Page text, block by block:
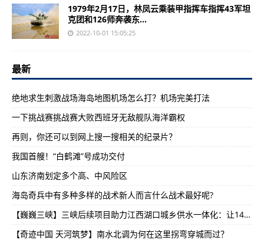
1979年2月17日，林凤云乘装甲指挥车指挥43军坦
克团和126师奔袭东...
2022-10-01 15:05:25
最新
绝地求生刺激战场海岛地图机场怎么打？机场完美打法
一下挑战赛挑战赛大败西班牙无敌舰队海洋霸权
再则，你还可以到网上搜一搜相关的纪录片？
我国首艘！“白鹤滩”号成功交付
山东济南划定多个高、中风险区
海岛奇兵中有多种多样的战术新人而言什么战术最好呢?
【巍巍三峡】三峡后续项目助力江西湖口城乡供水一体化：让14万农村居民喝上“幸福水”
【奇迹中国 天河筑梦】南水北调为何在这里拐弯穿城而过？